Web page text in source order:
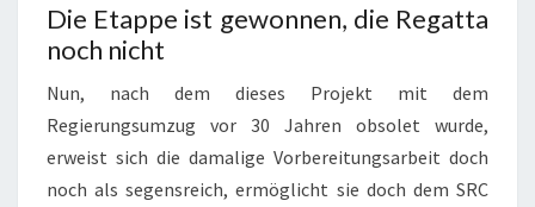
Die Etappe ist gewonnen, die Regatta
noch nicht
Nun, nach dem dieses Projekt mit dem
Regierungsumzug vor 30 Jahren obsolet wurde,
erweist sich die damalige Vorbereitungsarbeit doch
noch als segensreich, ermöglicht sie doch dem SRC